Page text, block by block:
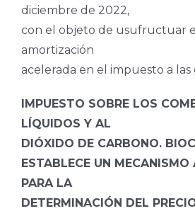
diciembre de 2022,
con el objeto de usufructuar
amortización
acelerada en el impuesto a las
IMPUESTO SOBRE LOS
LÍQUIDOS Y AL
DIÓXIDO DE CARBONO.
ESTABLECE UN MECANISMO
PARA LA
DETERMINACIÓN DEL